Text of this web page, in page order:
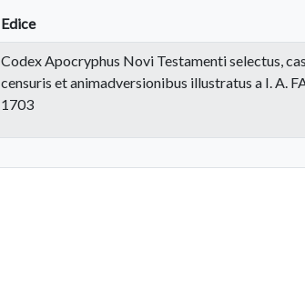
Edice
Codex Apocryphus Novi Testamenti selectus,
censuris et animadversionibus illustratus a I. A.
1703